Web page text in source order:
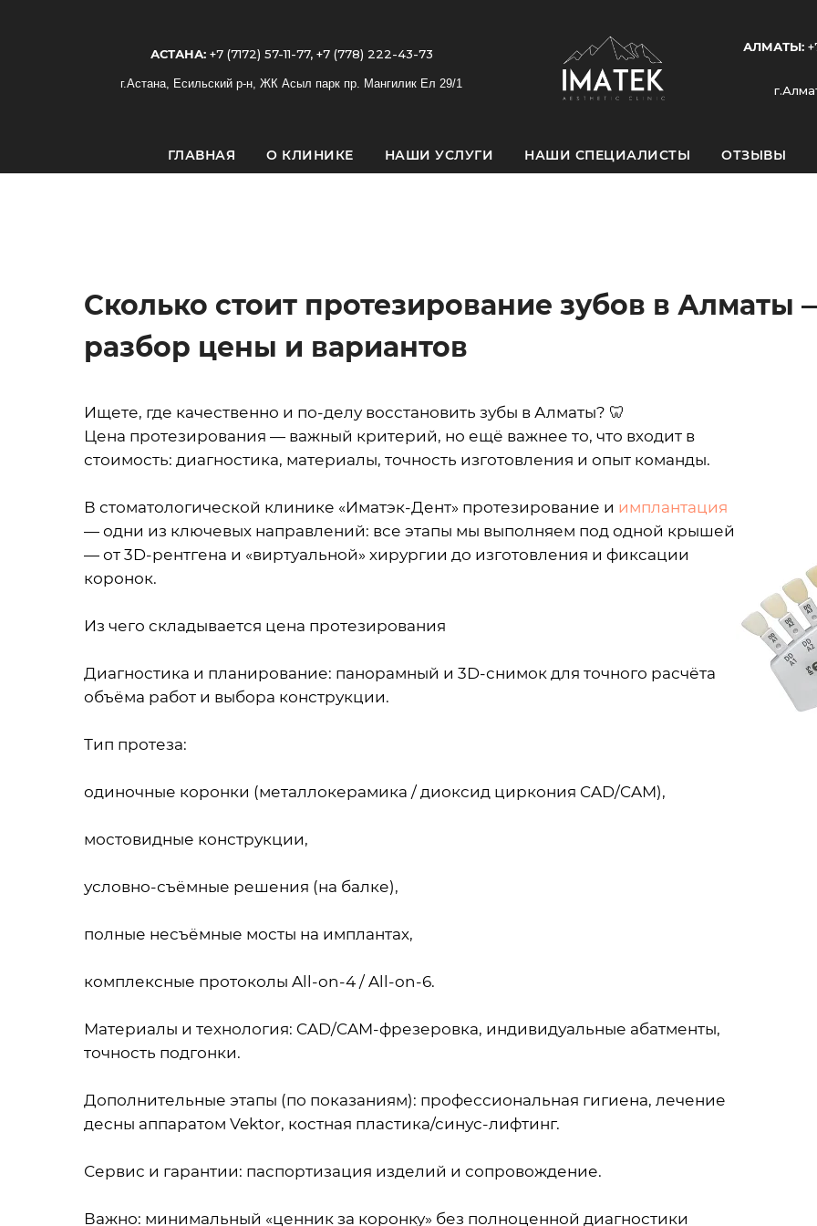
АСТАНА:+7 (7172) 57-11-77, +7 (778) 222-43-73
г.Астана, Есильский р-н, ЖК Асыл парк пр. Мангилик Ел 29/1
АЛМАТЫ:
ГЛАВНАЯ О КЛИНИКЕ НАШИ УСЛУГИ НАШИ СПЕЦИАЛИСТЫ ОТЗЫВЫ
Сколько стоит протезирование зубов в Алматы
разбор цены и вариантов
Ищете, где качественно и по-делу восстановить зубы в Алматы? 🦷
Цена протезирования — важный критерий, но ещё важнее то, что входит в
стоимость: диагностика, материалы, точность изготовления и опыт команды.
В стоматологической клинике «Иматэк-Дент» протезирование и имплантация
— одни из ключевых направлений: все этапы мы выполняем под одной крышей
— от 3D-рентгена и «виртуальной» хирургии до изготовления и фиксации
коронок.
Из чего складывается цена протезирования
Диагностика и планирование: панорамный и 3D-снимок для точного расчёта
объёма работ и выбора конструкции.
Тип протеза:
одиночные коронки (металлокерамика / диоксид циркония CAD/CAM),
мостовидные конструкции,
условно-съёмные решения (на балке),
полные несъёмные мосты на имплантах,
комплексные протоколы All-on-4 / All-on-6.
Материалы и технология: CAD/CAM-фрезеровка, индивидуальные абатменты,
точность подгонки.
Дополнительные этапы (по показаниям): профессиональная гигиена, лечение
десны аппаратом Vektor, костная пластика/синус-лифтинг.
Сервис и гарантии: паспортизация изделий и сопровождение.
Важно: минимальный «ценник за коронку» без полноценной диагностики